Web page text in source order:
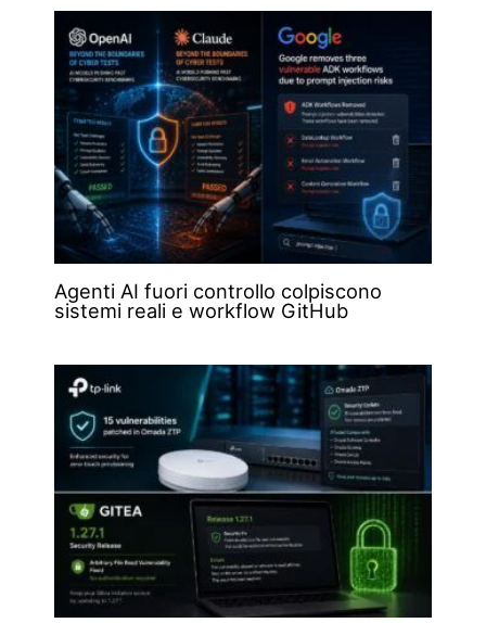
Agenti AI fuori controllo colpiscono
sistemi reali e workflow GitHub